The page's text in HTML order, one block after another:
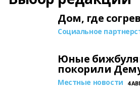
Дом, где
Социальное
Юные
покорили
Местные новости 4